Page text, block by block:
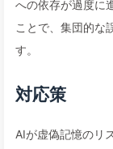
への依存が過度に
ことで、集団的な
す。
対応策
AIが虚偽記憶のリ